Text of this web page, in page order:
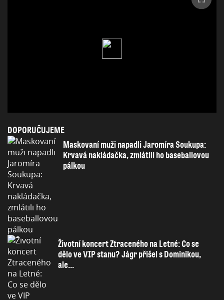
DOPORUČUJEME
Maskovaní muži napadli Jaromíra Soukupa:
Krvavá nakládačka, zmlátili ho baseballovou
pálkou
Životní koncert Ztraceného na Letné: Co se
dělo ve VIP stanu? Jágr přišel s Dominikou,
ale...